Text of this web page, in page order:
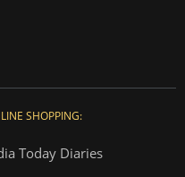
SHOPPING:
Today Diaries